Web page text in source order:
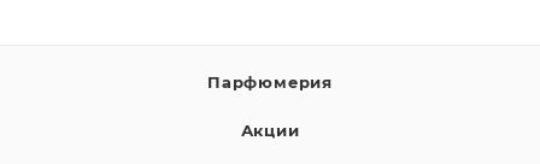
Парфюмерия
Акции